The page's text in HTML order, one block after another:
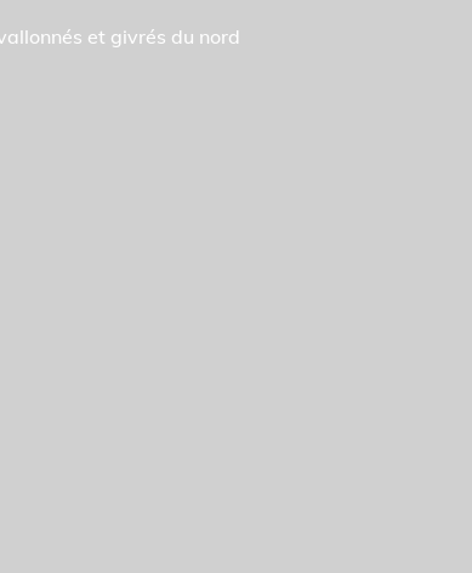
et givrés du nord